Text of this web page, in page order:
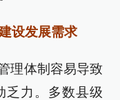
设发展需求
理体制容易导致
乏力。多数县级